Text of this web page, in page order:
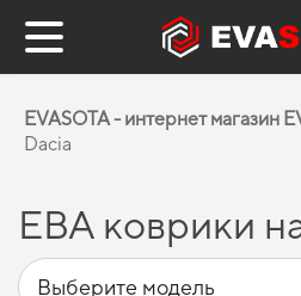
EVASOTA - интернет магазин
Dacia
ЕВА коврики